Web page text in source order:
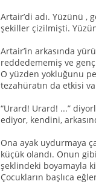
Artair’di adı. Yüzünü ,
şekiller çizilmişti.
Artair’in arkasında
reddedememiş ve
O yüzden yokluğunu
tezahüratın da etkisi
“Urard! Urard! ...”
ediyor, kendini,
Ona ayak uydurmaya
küçük olandı. Onun
şeklindeki boyamayla
Çocukların başlıca